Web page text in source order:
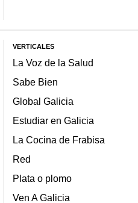
VERTICALES
La Voz de la Salud
Sabe Bien
Global Galicia
Estudiar en Galicia
La Cocina de Frabisa
Red
Plata o plomo
Ven A Galicia